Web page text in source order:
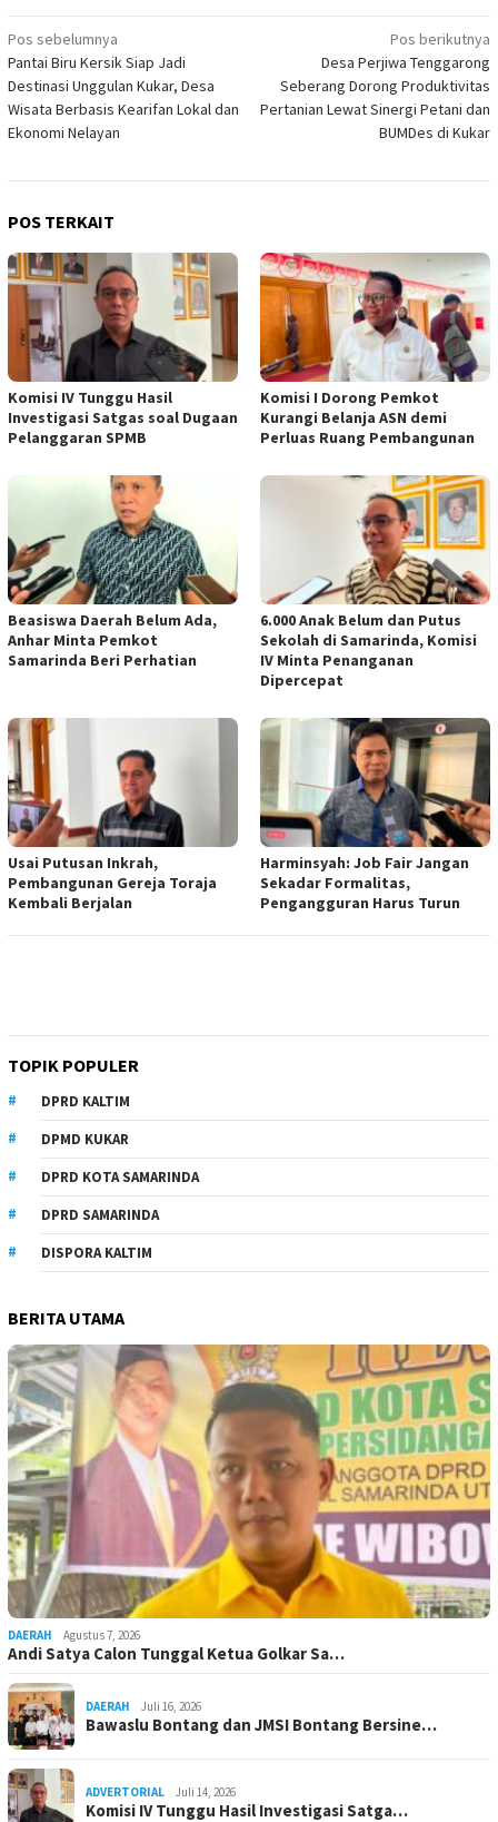
Navigasi
pos
Pos sebelumnya
Pantai Biru Kersik Siap Jadi
Destinasi Unggulan Kukar, Desa
Wisata Berbasis Kearifan Lokal dan
Ekonomi Nelayan
Pos berikutnya
Desa Perjiwa Tenggarong
Seberang Dorong Produktivitas
Pertanian Lewat Sinergi Petani dan
BUMDes di Kukar
POS TERKAIT
Komisi IV Tunggu Hasil
Investigasi Satgas soal Dugaan
Pelanggaran SPMB
Komisi I Dorong Pemkot
Kurangi Belanja ASN demi
Perluas Ruang Pembangunan
Beasiswa Daerah Belum Ada,
Anhar Minta Pemkot
Samarinda Beri Perhatian
6.000 Anak Belum dan Putus
Sekolah di Samarinda, Komisi
IV Minta Penanganan
Dipercepat
Usai Putusan Inkrah,
Pembangunan Gereja Toraja
Kembali Berjalan
Harminsyah: Job Fair Jangan
Sekadar Formalitas,
Pengangguran Harus Turun
TOPIK POPULER
DPRD KALTIM
DPMD KUKAR
DPRD KOTA SAMARINDA
DPRD SAMARINDA
DISPORA KALTIM
BERITA UTAMA
DAERAH Agustus 7, 2026
Andi Satya Calon Tunggal Ketua Golkar Sa…
DAERAH Juli 16, 2026
Bawaslu Bontang dan JMSI Bontang Bersine…
ADVERTORIAL Juli 14, 2026
Komisi IV Tunggu Hasil Investigasi Satga…